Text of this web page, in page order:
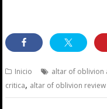
Inicio altar of oblivion
critica, altar of oblivion review